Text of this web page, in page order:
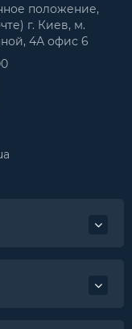
положение,
г. Киев, м.
4А офис 6